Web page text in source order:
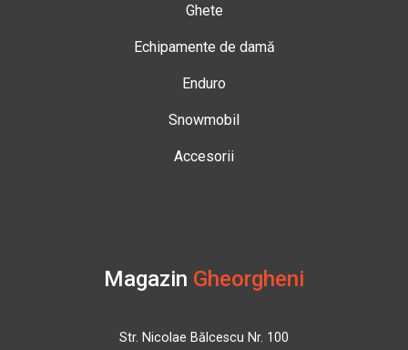
Ghete
Echipamente de damă
Enduro
Snowmobil
Accesorii
Magazin Gheorgheni
Str. Nicolae Bălcescu Nr. 100